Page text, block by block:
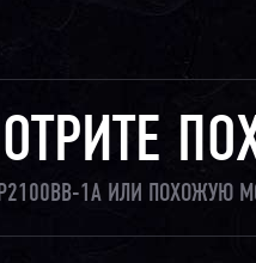
P2100BB-1A ИЛИ